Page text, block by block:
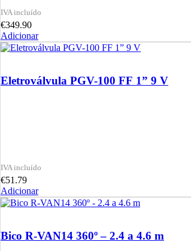
€349.90
Adicionar
Eletroválvula PGV-100 FF 1” 9 V
€51.79
Adicionar
Bico R-VAN14 360º – 2.4 a 4.6 m